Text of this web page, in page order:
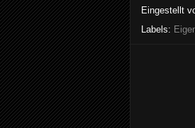
Eingestellt
Labels: